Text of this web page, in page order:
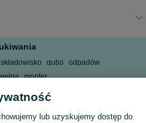
składowisko qubo
odpadów
monter
i30
lub uzyskujemy dostęp do